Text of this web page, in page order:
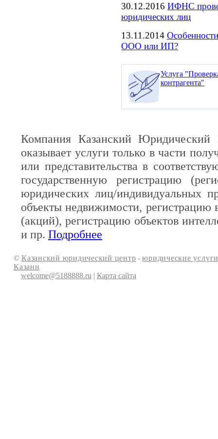
30.12.2016 ИФНС
юридических лиц
13.11.2014
ООО или ИП?
Услуга
контрагента"
Компания Казанский Юридический
оказывает услуги только в части
или представительства в
государственную регистрацию
юридических лиц/индивидуальных
объекты недвижимости, регистрацию
(акций), регистрацию объектов
и пр. Подробнее
© Казанский юридический центр -юридические
Казани
welcome@5188888.ru | Карта сайта